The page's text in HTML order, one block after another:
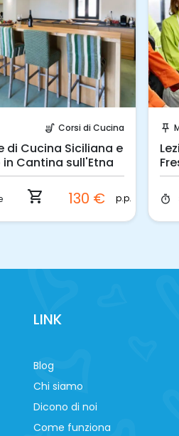
soup_kitchen Corsi di Cucina
di Cucina Siciliana e
in Cantina sull'Etna
shopping_cart 130 € p.p.
push_pin
timer
LINK
Blog
Chi siamo
Dicono di noi
Come funziona